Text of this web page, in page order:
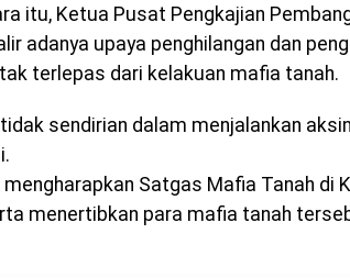
itu, Ketua Pusat Pengkajian
adanya upaya penghilangan dan
terlepas dari kelakuan mafia tanah.
sendirian dalam menjalankan
mengharapkan Satgas Mafia Tanah di
menertibkan para mafia tanah